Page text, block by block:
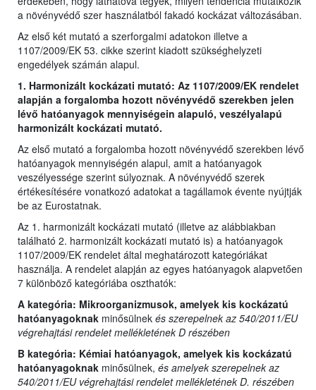
a növényvédő szer használatból fakadó kockázat változásában.
Az első két mutató a szerforgalmi adatokon illetve a
1107/2009/EK 53. cikke szerint kiadott szükséghelyzeti
engedélyek számán alapul.
1. Harmonizált kockázati mutató: Az 1107/2009/EK rendelet
alapján a forgalomba hozott növényvédő szerekben jelen
lévő hatóanyagok mennyiségein alapuló, veszélyalapú
harmonizált kockázati mutató.
Az első mutató a forgalomba hozott növényvédő szerekben lévő
hatóanyagok mennyiségén alapul, amit a hatóanyagok
veszélyessége szerint súlyoznak. A növényvédő szerek
értékesítésére vonatkozó adatokat a tagállamok évente nyújtják
be az Eurostatnak.
Az 1. harmonizált kockázati mutató (illetve az alábbiakban
található 2. harmonizált kockázati mutató is) a hatóanyagok
1107/2009/EK rendelet által meghatározott kategóriákat
használja. A rendelet alapján az egyes hatóanyagok alapvetően
7 különböző kategóriába oszthatók:
A kategória: Mikroorganizmusok, amelyek kis kockázatú
hatóanyagoknak minősülnek és szerepelnek az 540/2011/EU
végrehajtási rendelet mellékletének D részében
B kategória: Kémiai hatóanyagok, amelyek kis kockázatú
hatóanyagoknak minősülnek, és amelyek szerepelnek az
540/2011/EU végrehajtási rendelet mellékletének D. részében